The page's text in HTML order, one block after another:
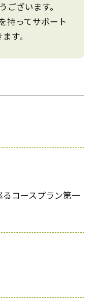
ございます。
持ってサポート
す。
コースプラン第一